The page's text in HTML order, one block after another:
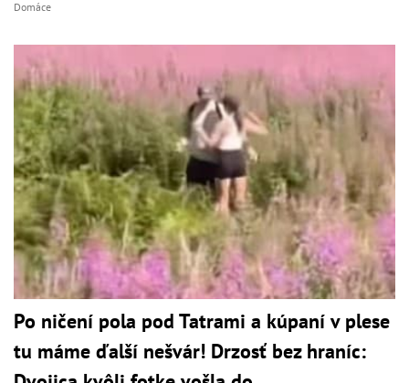
Domáce
Po ničení pola pod Tatrami a kúpaní v plese
tu máme ďalší nešvár! Drzosť bez hraníc: